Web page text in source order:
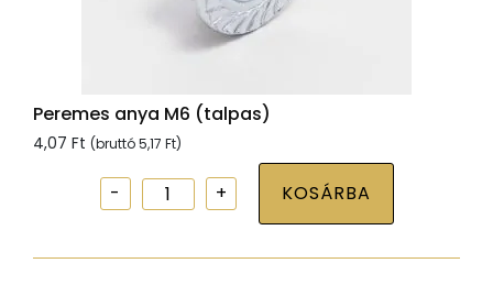
Peremes anya M6 (talpas)
4,07 Ft (bruttó5,17 Ft)
Peremes
anya
KOSÁRBA